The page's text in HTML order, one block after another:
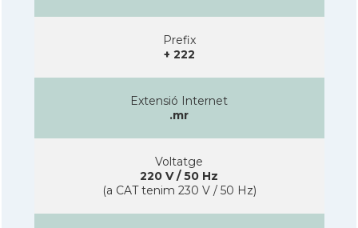
Prefix
+ 222
Extensió Internet
.mr
Voltatge
220 V / 50 Hz
(a CAT tenim 230 V / 50 Hz)